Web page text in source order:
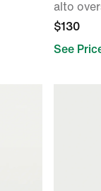
alto
$130
See